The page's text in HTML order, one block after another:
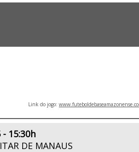
Link do jogo:
15:30h
DE MANAUS